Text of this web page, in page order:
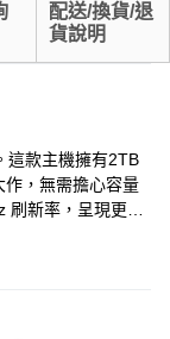
配送/換貨/退
貨說明
這款主機擁有2TB
作，無需擔心容量
新率，呈現更清
果，提升遊戲的